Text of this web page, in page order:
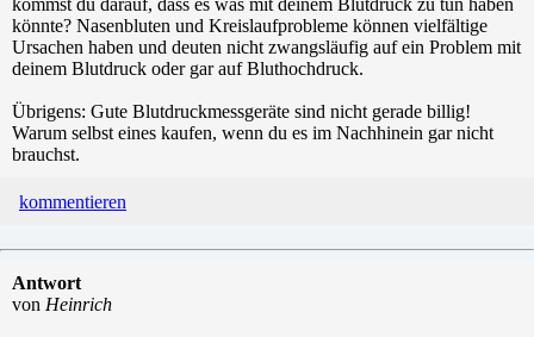
könnte? Nasenbluten und Kreislaufprobleme können vielfältige
Ursachen haben und deuten nicht zwangsläufig auf ein Problem mit
deinem Blutdruck oder gar auf Bluthochdruck.
Übrigens: Gute Blutdruckmessgeräte sind nicht gerade billig!
Warum selbst eines kaufen, wenn du es im Nachhinein gar nicht
brauchst.
kommentieren
Antwort
von Heinrich